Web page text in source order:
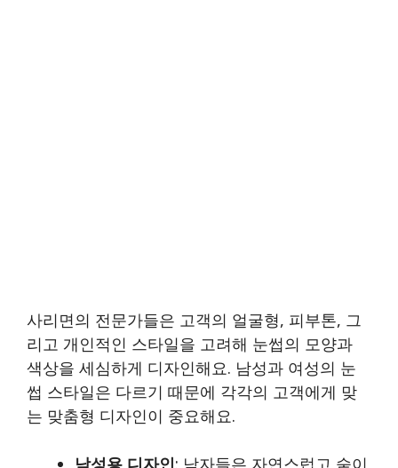
사리면의 전문가들은 고객의 얼굴형, 피부톤, 그
리고 개인적인 스타일을 고려해 눈썹의 모양과
색상을 세심하게 디자인해요. 남성과 여성의 눈
썹 스타일은 다르기 때문에 각각의 고객에게 맞
는 맞춤형 디자인이 중요해요.
남성용 디자인: 남자들은 자연스럽고 숱이